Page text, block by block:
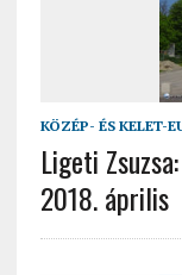
KÖZÉP- ÉS KELET-
Ligeti
2018. április